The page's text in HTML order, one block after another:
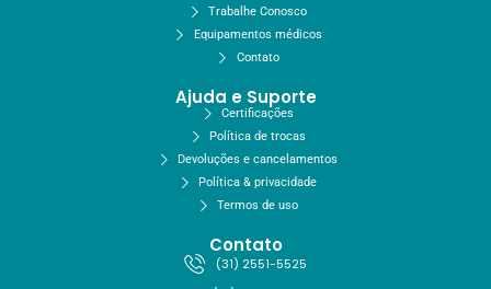
Trabalhe Conosco
Equipamentos médicos
Contato
Ajuda e Suporte
Certificações
Política de trocas
Devoluções e cancelamentos
Política & privacidade
Termos de uso
Contato
(31) 2551-5525